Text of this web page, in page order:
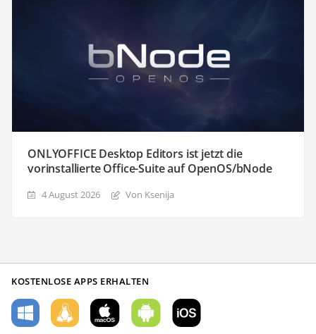
ONLYOFFICE Desktop Editors ist jetzt die
vorinstallierte Office-Suite auf OpenOS/bNode
4 August 2026 Von Ksenija
KOSTENLOSE APPS ERHALTEN